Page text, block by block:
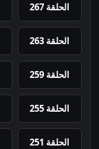
الحلقة 267
الحلقة 263
الحلقة 259
الحلقة 255
الحلقة 251